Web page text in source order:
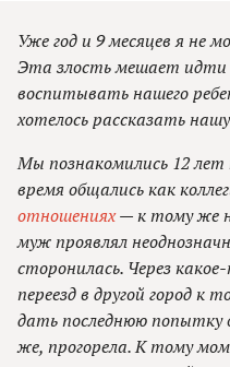
Уже год и 9 месяцев я не
Эта злость мешает идти
воспитывать нашего
хотелось рассказать
Мы познакомились 12
время общались как
отношениях— к тому же
муж проявлял
сторонилась. Через
переезд в другой город к
дать последнюю попытку
же, прогорела. К тому